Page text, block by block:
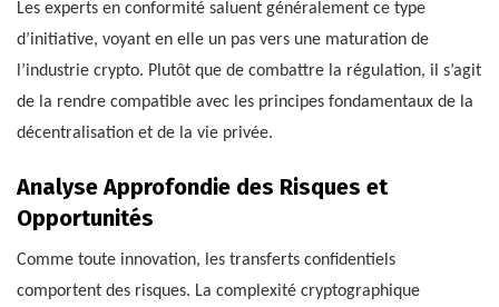
Les experts en conformité saluent généralement ce type
d’initiative, voyant en elle un pas vers une maturation de
l’industrie crypto. Plutôt que de combattre la régulation, il s’agit
de la rendre compatible avec les principes fondamentaux de la
décentralisation et de la vie privée.
Analyse Approfondie des Risques et
Opportunités
Comme toute innovation, les transferts confidentiels
comportent des risques. La complexité cryptographique